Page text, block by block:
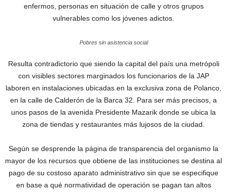
enfermos, personas en situación de calle y otros grupos
vulnerables como los jóvenes adictos.
Pobres sin asistencia social
Resulta contradictorio que siendo la capital del país una metrópoli
con visibles sectores marginados los funcionarios de la JAP
laboren en instalaciones ubicadas en la exclusiva zona de Polanco,
en la calle de Calderón de la Barca 32. Para ser más precisos, a
unos pasos de la avenida Presidente Mazarik donde se ubica la
zona de tiendas y restaurantes más lujosos de la ciudad.
Según se desprende la página de transparencia del organismo la
mayor de los recursos que obtiene de las instituciones se destina al
pago de su costoso aparato administrativo sin que se especifique
en base a qué normatividad de operación se pagan tan altos